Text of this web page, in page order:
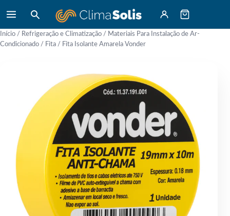
Início / Refrigeração e Climatização / Materiais Para Instalação de Ar-
Condicionado / Fita / Fita Isolante Amarela Vonder